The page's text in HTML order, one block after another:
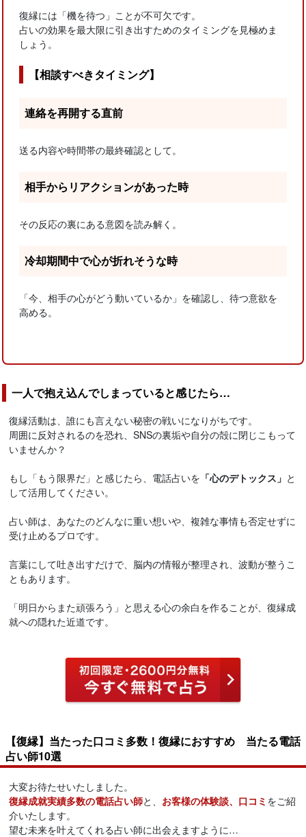
復縁には「機を待つ」ことが不可欠です。
占いの効果を最大限に引き出すためのタイミングを見極めま
しょう。
【相談すべきタイミング】
連絡を再開する直前
送る内容や時間帯の最終確認として。
相手からリアクションがあった時
その反応の裏にある意図を読み解く。
冷却期間中で心が折れそうな時
「今、相手の心がどう動いているか」を確認し、待つ意欲を
高める。
一人で抱え込んでしまっていると感じたら…
復縁活動は、誰にも言えない秘密の戦いになりがちです。
周囲に反対されるのを恐れ、SNSの裏垢や自分の殻に閉じこもって
いませんか？
もし「もう限界だ」と感じたら、電話占いを 「心のデトックス」 と
して活用してください。
占い師は、あなたのどんなに重い想いや、複雑な事情も否定せずに
受け止めるプロです。
言葉にして吐き出すだけで、脳内の情報が整理され、波動が整うこ
ともあります。
「明日からまた頑張ろう」と思える心の余白を作ることが、復縁成
就への隠れた近道です。
【復縁】当たった口コミ多数！復縁におすすめ 当たる電話
占い師10選
大変お待たせいたしました。
復縁成就実績多数の電話占い師と、 お客様の体験談、口コミ をご紹
介いたします。
望む未来を叶えてくれる占い師に出会えますように…